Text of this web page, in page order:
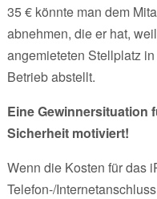
35 € könnte man dem
abnehmen, die er hat,
angemieteten Stellplatz
Betrieb abstellt.
Eine Gewinnersituation
Sicherheit motiviert!
Wenn die Kosten für das
Telefon-/